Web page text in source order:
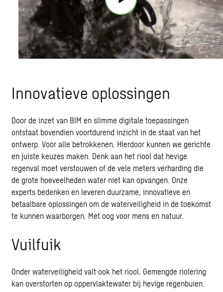
Innovatieve oplossingen
Door de inzet van BIM en slimme digitale toepassingen
ontstaat bovendien voortdurend inzicht in de staat van het
ontwerp. Voor alle betrokkenen. Hierdoor kunnen we gerichte
en juiste keuzes maken. Denk aan het riool dat hevige
regenval moet verstouwen of de vele meters verharding die
de grote hoeveelheden water niet kan opvangen. Onze
experts bedenken en leveren duurzame, innovatieve en
betaalbare oplossingen om de waterveiligheid in de toekomst
te kunnen waarborgen. Met oog voor mens en natuur.
Vuilfuik
Onder waterveiligheid valt ook het riool. Gemengde riolering
kan overstorten op oppervlaktewater bij hevige regenbuien.